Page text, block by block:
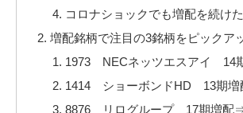
コロナショックでも増配を続け
増配銘柄で注目の3銘柄をピックア
1973 NECネッツエスアイ 14
1414 ショーボンドHD 13期増
8876 リログループ 17期増配